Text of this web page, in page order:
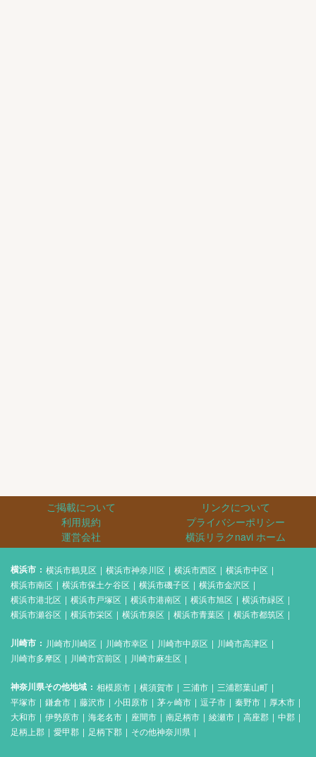
ご掲載について
リンクについて
利用規約
プライバシーポリシー
運営会社
横浜リラクnavi ホーム
横浜市 横浜市鶴見区 横浜市神奈川区 横浜市西区
横浜市中区
横浜市南区
横浜市保土ケ谷区 横浜市磯子区
横浜市金沢区
横浜市港北区
横浜市戸塚区 横浜市港南区 横浜市旭区
横浜市緑区
横浜市瀬谷区
横浜市栄区 横浜市泉区 横浜市青葉区 横浜市都筑区
川崎市 川崎市川崎区 川崎市幸区 川崎市中原区
川崎市高津区
川崎市多摩区
川崎市宮前区 川崎市麻生区
神奈川県その他地域 相模原市 横須賀市 三浦市
三浦郡葉山町
平塚市
鎌倉市 藤沢市 小田原市 茅ヶ崎市 逗子市 秦野市
厚木市
大和市
伊勢原市 海老名市 座間市 南足柄市 綾瀬市 高座郡
中郡
足柄上郡
愛甲郡 足柄下郡 その他神奈川県